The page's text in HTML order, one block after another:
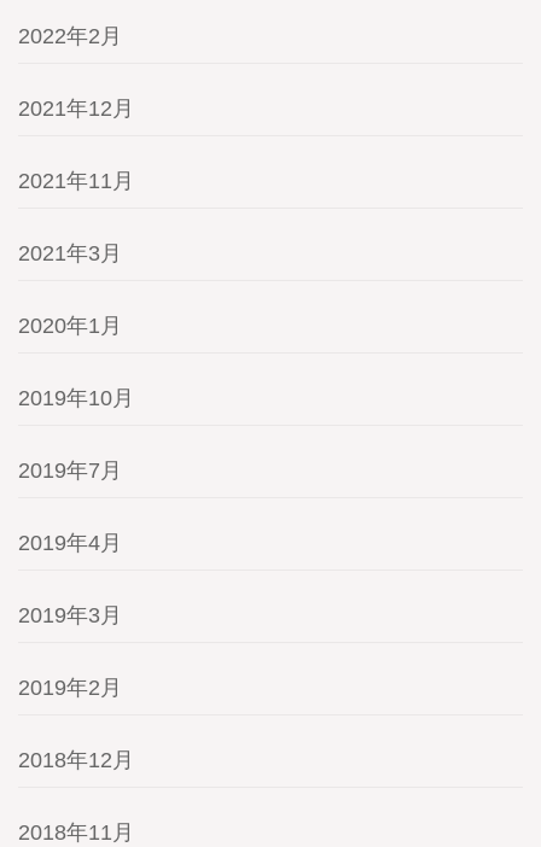
2022年2月
2021年12月
2021年11月
2021年3月
2020年1月
2019年10月
2019年7月
2019年4月
2019年3月
2019年2月
2018年12月
2018年11月